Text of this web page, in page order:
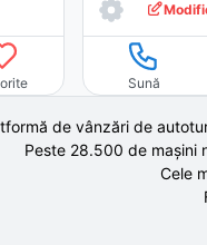
Sună
de vânzări de
Peste 28.500 de mașini
Cele